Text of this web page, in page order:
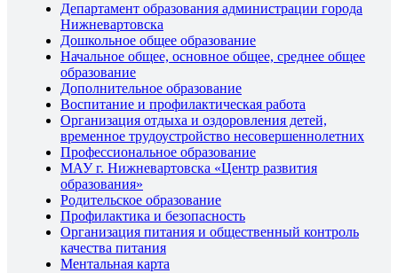
Департамент образования администрации города
Нижневартовска
Дошкольное общее образование
Начальное общее, основное общее, среднее общее
образование
Дополнительное образование
Воспитание и профилактическая работа
Организация отдыха и оздоровления детей,
временное трудоустройство несовершеннолетних
Профессиональное образование
МАУ г. Нижневартовска «Центр развития
образования»
Родительское образование
Профилактика и безопасность
Организация питания и общественный контроль
качества питания
Ментальная карта